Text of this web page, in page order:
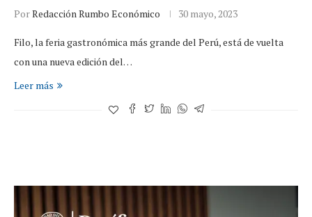
PorRedacción Rumbo Económico 30 mayo, 2023
Filo, la feria gastronómica más grande del Perú, está de vuelta
con una nueva edición del…
Leer más